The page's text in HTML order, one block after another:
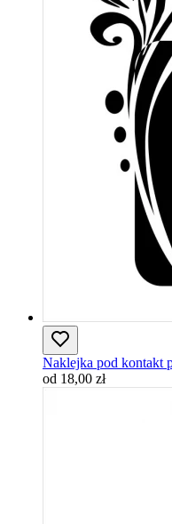
Naklejka pod kontakt
od 18,00 zł